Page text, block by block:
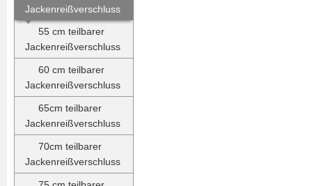
Jackenreißverschluss
55 cm teilbarer
Jackenreißverschluss
60 cm teilbarer
Jackenreißverschluss
65cm teilbarer
Jackenreißverschluss
70cm teilbarer
Jackenreißverschluss